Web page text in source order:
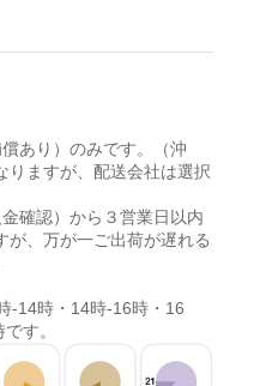
あり）のみです。（沖
りますが、配送会社は選択
確認）から３営業日以内
が、万が一ご出荷が遅れる
-14時・14時-16時・16
す。